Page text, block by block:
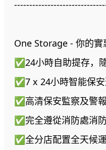
One Storage - 你的實
✅24小時自助提存，
✅7 x 24小時智能保
✅高清保安監察及警
✅完全遵從消防處消
✅全分店配置全天候